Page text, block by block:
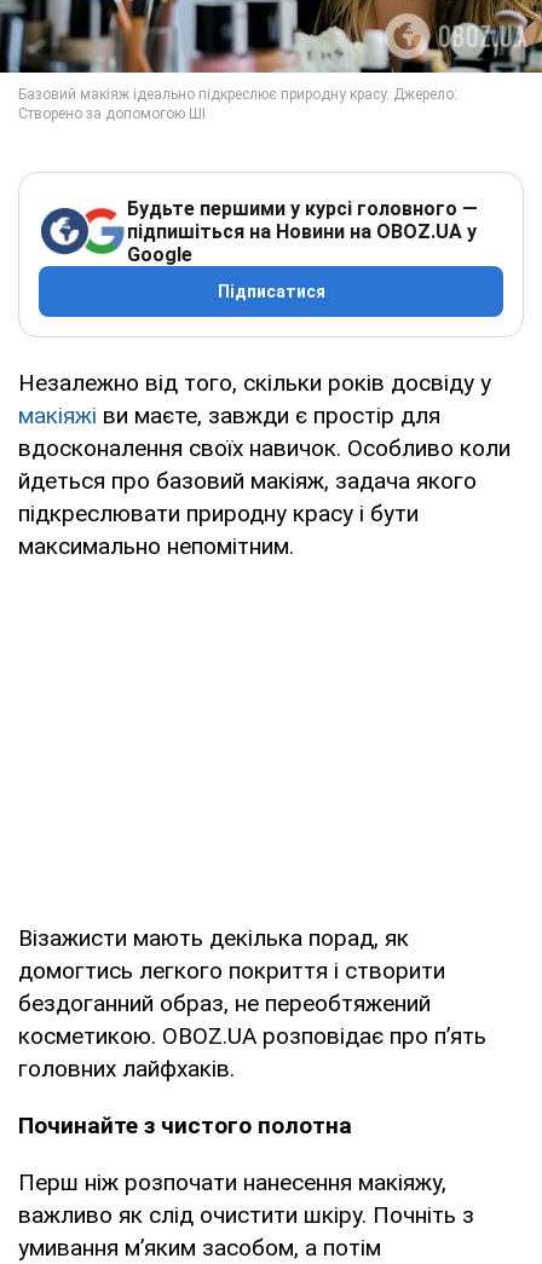
Будьте першими у курсі головного —
підпишіться на Новини на OBOZ.UA у
Google
Підписатися
Незалежно від того, скільки років досвіду у
макіяжі ви маєте, завжди є простір для
вдосконалення своїх навичок. Особливо коли
йдеться про базовий макіяж, задача якого
підкреслювати природну красу і бути
максимально непомітним.
Візажисти мають декілька порад, як
домогтись легкого покриття і створити
бездоганний образ, не переобтяжений
косметикою. OBOZ.UA розповідає про п’ять
головних лайфхаків.
Починайте з чистого полотна
Перш ніж розпочати нанесення макіяжу,
важливо як слід очистити шкіру. Почніть з
умивання м’яким засобом, а потім